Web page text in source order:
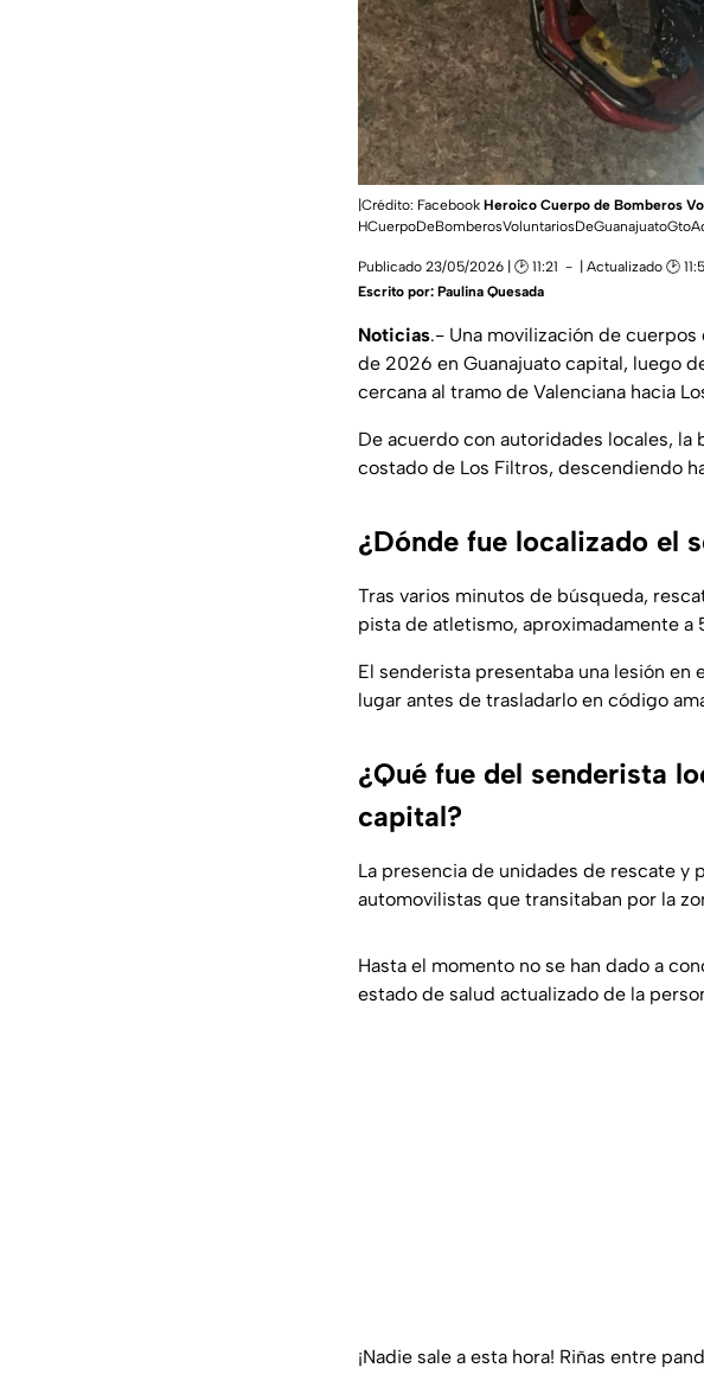
|Crédito: Facebook Heroico Cuerpo de Bomberos
Publicado 23/05/2026 | 🕑 11:21 | Actualizado 🕑
Escrito por: Paulina Quesada
Noticias.- Una movilización de
de 2026 en Guanajuato capital, luego
cercana al tramo de Valenciana hacia
De acuerdo con autoridades locales,
costado de Los Filtros, descendiendo
¿Dónde fue localizado el
Tras varios minutos de búsqueda,
pista de atletismo, aproximadamente a
El senderista presentaba una lesión
lugar antes de trasladarlo en código
¿Qué fue del senderista
capital?
La presencia de unidades de rescate y
automovilistas que transitaban por la
Hasta el momento no se han dado a
estado de salud actualizado de la
¡Nadie sale a esta hora! Riñas entre